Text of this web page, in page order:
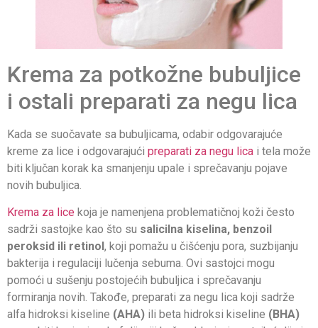
Krema za potkožne bubuljice
i ostali preparati za negu lica
Kada se suočavate sa bubuljicama, odabir odgovarajuće
kreme za lice i odgovarajući preparati za negu lica i tela može
biti ključan korak ka smanjenju upale i sprečavanju pojave
novih bubuljica.
Krema za lice koja je namenjena problematičnoj koži često
sadrži sastojke kao što su salicilna kiselina, benzoil
peroksid ili retinol , koji pomažu u čišćenju pora, suzbijanju
bakterija i regulaciji lučenja sebuma. Ovi sastojci mogu
pomoći u sušenju postojećih bubuljica i sprečavanju
formiranja novih. Takođe, preparati za negu lica koji sadrže
alfa hidroksi kiseline (AHA) ili beta hidroksi kiseline (BHA)